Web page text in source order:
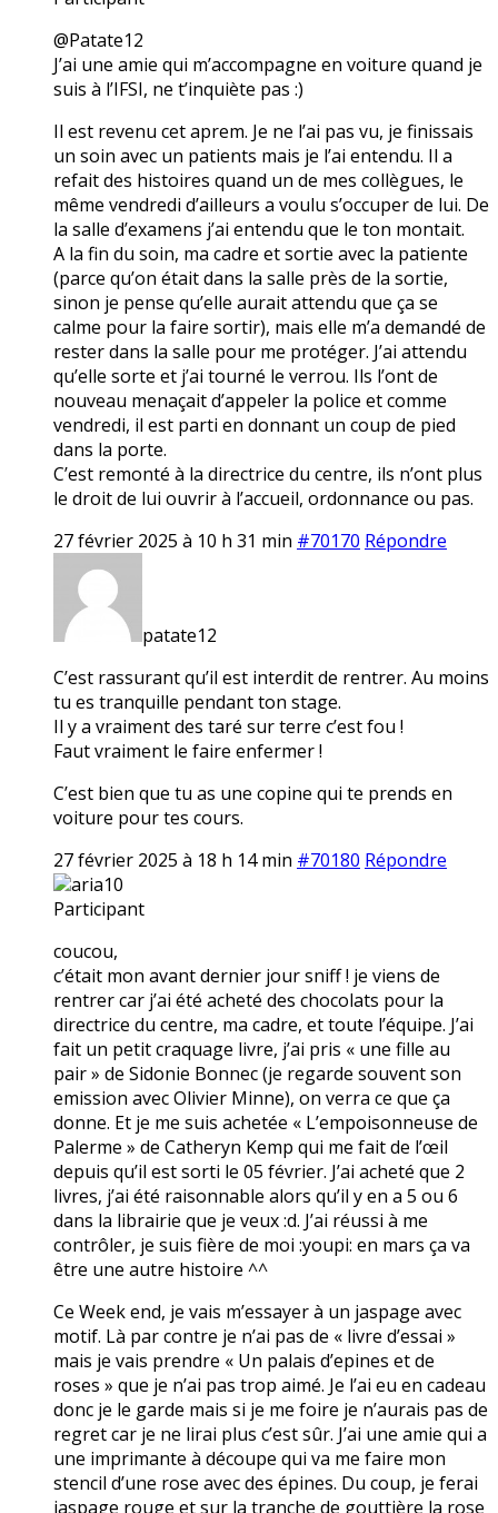
@Patate12
J’ai une amie qui m’accompagne en voiture quand je
suis à l’IFSI, ne t’inquiète pas :)
Il est revenu cet aprem. Je ne l’ai pas vu, je finissais
un soin avec un patients mais je l’ai entendu. Il a
refait des histoires quand un de mes collègues, le
même vendredi d’ailleurs a voulu s’occuper de lui. De
la salle d’examens j’ai entendu que le ton montait.
A la fin du soin, ma cadre et sortie avec la patiente
(parce qu’on était dans la salle près de la sortie,
sinon je pense qu’elle aurait attendu que ça se
calme pour la faire sortir), mais elle m’a demandé de
rester dans la salle pour me protéger. J’ai attendu
qu’elle sorte et j’ai tourné le verrou. Ils l’ont de
nouveau menaçait d’appeler la police et comme
vendredi, il est parti en donnant un coup de pied
dans la porte.
C’est remonté à la directrice du centre, ils n’ont plus
le droit de lui ouvrir à l’accueil, ordonnance ou pas.
27 février 2025 à 10 h 31 min #70170 Répondre
patate12
C’est rassurant qu’il est interdit de rentrer. Au moins
tu es tranquille pendant ton stage.
Il y a vraiment des taré sur terre c’est fou !
Faut vraiment le faire enfermer !
C’est bien que tu as une copine qui te prends en
voiture pour tes cours.
27 février 2025 à 18 h 14 min #70180 Répondre
aria10
Participant
coucou,
c’était mon avant dernier jour sniff ! je viens de
rentrer car j’ai été acheté des chocolats pour la
directrice du centre, ma cadre, et toute l’équipe. J’ai
fait un petit craquage livre, j’ai pris « une fille au
pair » de Sidonie Bonnec (je regarde souvent son
emission avec Olivier Minne), on verra ce que ça
donne. Et je me suis achetée « L’empoisonneuse de
Palerme » de Catheryn Kemp qui me fait de l’œil
depuis qu’il est sorti le 05 février. J’ai acheté que 2
livres, j’ai été raisonnable alors qu’il y en a 5 ou 6
dans la librairie que je veux :d. J’ai réussi à me
contrôler, je suis fière de moi :youpi: en mars ça va
être une autre histoire ^^
Ce Week end, je vais m’essayer à un jaspage avec
motif. Là par contre je n’ai pas de « livre d’essai »
mais je vais prendre « Un palais d’epines et de
roses » que je n’ai pas trop aimé. Je l’ai eu en cadeau
donc je le garde mais si je me foire je n’aurais pas de
regret car je ne lirai plus c’est sûr. J’ai une amie qui a
une imprimante à découpe qui va me faire mon
stencil d’une rose avec des épines. Du coup, je ferai
jaspage rouge et sur la tranche de gouttière la rose